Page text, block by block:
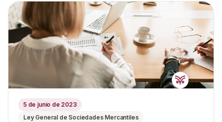
5 de junio de 2023
Ley General de Sociedades Mercantiles